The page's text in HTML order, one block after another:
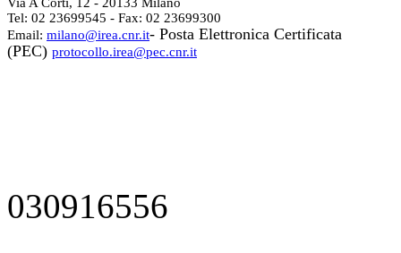
Via A Corti, 12 - 20133 Milano
Tel: 02 23699545 - Fax: 02 23699300
Email: milano@irea.cnr.it- Posta Elettronica Certificata
(PEC) protocollo.irea@pec.cnr.it
030916556